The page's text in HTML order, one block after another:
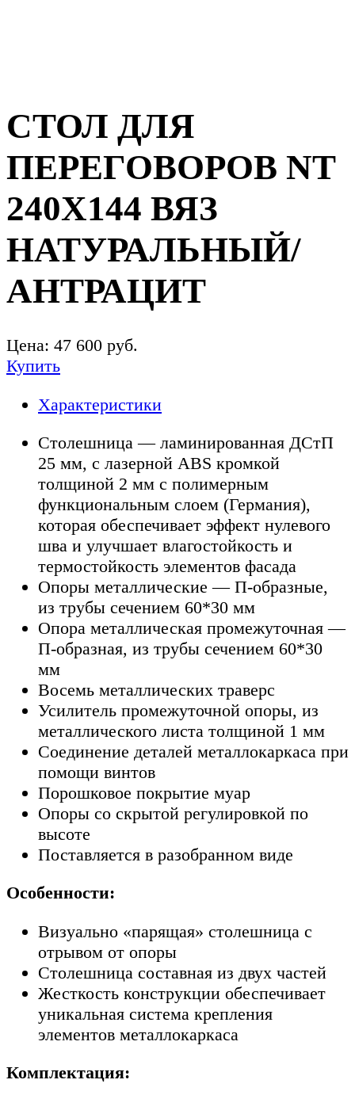
СТОЛ ДЛЯ
ПЕРЕГОВОРОВ NT
240Х144 ВЯЗ
НАТУРАЛЬНЫЙ/
АНТРАЦИТ
Цена: 47 600 руб.
Купить
Характеристики
Столешница — ламинированная ДСтП
25 мм, с лазерной ABS кромкой
толщиной 2 мм с полимерным
функциональным слоем (Германия),
которая обеспечивает эффект нулевого
шва и улучшает влагостойкость и
термостойкость элементов фасада
Опоры металлические — П-образные,
из трубы сечением 60*30 мм
Опора металлическая промежуточная —
П-образная, из трубы сечением 60*30
мм
Восемь металлических траверс
Усилитель промежуточной опоры, из
металлического листа толщиной 1 мм
Соединение деталей металлокаркаса при
помощи винтов
Порошковое покрытие муар
Опоры со скрытой регулировкой по
высоте
Поставляется в разобранном виде
Особенности:
Визуально «парящая» столешница с
отрывом от опоры
Столешница составная из двух частей
Жесткость конструкции обеспечивает
уникальная система крепления
элементов металлокаркаса
Комплектация: